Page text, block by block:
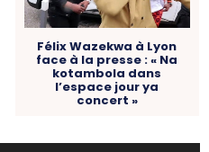
Félix Wazekwa à Lyon
face à la presse : « Na
kotambola dans
l’espace jour ya
concert »